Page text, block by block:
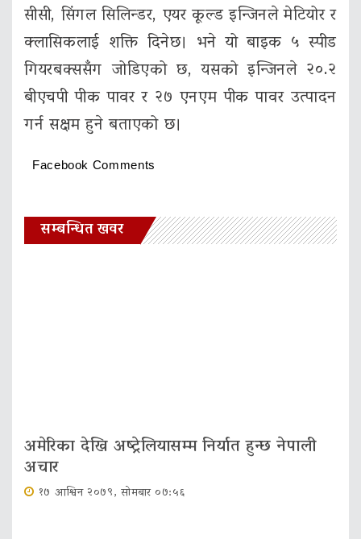
सीसी, सिंगल सिलिन्डर, एयर कूल्ड इन्जिनले मेटियोर र
क्लासिकलाई शक्ति दिनेछ। भने यो बाइक ५ स्पीड
गियरबक्ससँग जोडिएको छ, यसको इन्जिनले २०.२
बीएचपी पीक पावर र २७ एनएम पीक पावर उत्पादन
गर्न सक्षम हुने बताएको छ।
Facebook Comments
सम्बन्धित खवर
अमेरिका देखि अष्ट्रेलियासम्म निर्यात हुन्छ नेपाली
अचार
१७ आश्विन २०७९, सोमबार ०७:५६